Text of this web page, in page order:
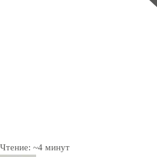
Чтение: ~4 минут